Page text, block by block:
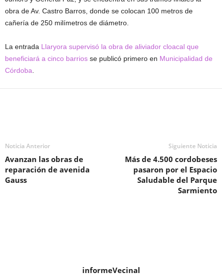
obra de Av. Castro Barros, donde se colocan 100 metros de
cañería de 250 milímetros de diámetro.
La entrada Llaryora supervisó la obra de aliviador cloacal que
beneficiará a cinco barrios se publicó primero en Municipalidad de
Córdoba
Noticia Anterior
Avanzan las obras de
reparación de avenida
Gauss
Siguiente Noticia
Más de 4.500 cordobeses
pasaron por el Espacio
Saludable del Parque
Sarmiento
informeVecinal